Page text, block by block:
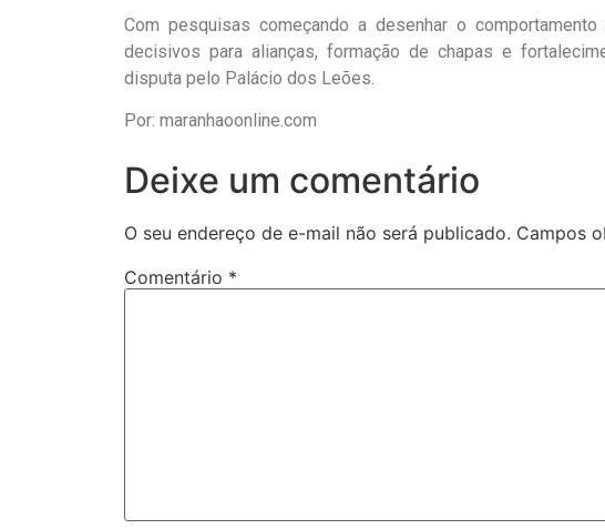
Com pesquisas começando a desenhar o
decisivos para alianças, formação de chapas e
disputa pelo Palácio dos Leões.
Por: maranhaoonline.com
Deixe um comentário
O seu endereço de e-mail não será publicado. Campos
Comentário *